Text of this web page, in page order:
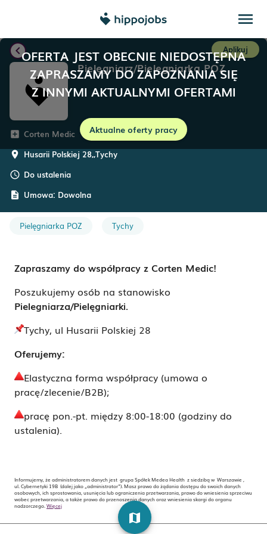
menu
OFERTA JEST OBECNIE NIEDOSTĘPNA
ZAPRASZAMY DO ZAPOZNANIA SIĘ
Z INNYMI AKTUALNYMI OFERTAMI
Aktualne oferty pracy
chevron_left Aplikuj
Pielęgniarz/Pielęgniarka POZ
add_box Corten Medic
room Husarii Polskiej 28,,Tychy
schedule Do ustalenia
description Umowa: Dowolna
Pielęgniarka POZ Tychy
Zapraszamy do współpracy z Corten Medic!
Poszukujemy osób na stanowisko
Pielegniarza/Pielęgniarki.
Tychy, ul Husarii Polskiej 28
Oferujemy:
Elastyczna forma współpracy (umowa o
pracę/zlecenie/B2B);
pracę pon.-pt. między 8:00-18:00 (godziny do
ustalenia).
Informujemy, że administratorem danych jest grupa Spółek Medea Health z siedzibą w Warszawie ,
ul. Cybernetyki 19B (dalej jako „administrator”). Masz prawo do żądania dostępu do swoich danych
osobowych, ich sprostowania, usunięcia lub ograniczenia przetwarzania, prawo do wniesienia sprzeciwu
wobec przetwarzania, a także prawo do przenoszenia danych oraz wniesienia skargi do organu
nadzorczego. Więcej
map